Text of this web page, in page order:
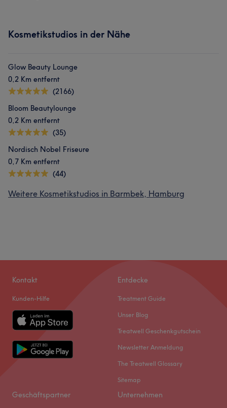
Kosmetikstudios in der Nähe
Glow Beauty Lounge
0,2 Km entfernt
(2166)
Bloom Beautylounge
0,2 Km entfernt
(35)
Nordisch Nobel Friseure
0,7 Km entfernt
(44)
Weitere Kosmetikstudios in Barmbek, Hamburg
Kontakt
Kunden-Hilfe
Entdecke
Treatment Guide
Unser Blog
Treatwell Geschenkgutschein
Newsletter Anmeldung
The Treatwell Glossary
Sitemap
Geschäftspartner Unternehmen